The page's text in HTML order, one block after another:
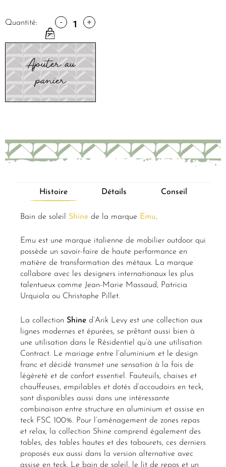
Quantité: - +
Ajouter au
panier
Histoire Détails Conseil
Bain de soleil Shine de la marque Emu.
Emu est une marque italienne de mobilier outdoor qui
possède un savoir-faire de haute performance en
matière de transformation des métaux. La marque
collabore avec les designers internationaux les plus
talentueux comme Jean-Marie Massaud, Patricia
Urquiola ou Christophe Pillet.
La collection Shine d’Arik Levy est une collection aux
lignes modernes et épurées, se prêtant aussi bien à
une utilisation dans le Résidentiel qu’à une utilisation
Contract. Le mariage entre l’aluminium et le design
franc et décidé transmet une sensation à la fois de
légèreté et de confort essentiel. Fauteuils, chaises et
chauffeuses, empilables et dotés d’accoudoirs en teck,
sont disponibles aussi dans une intéressante
combinaison entre structure en aluminium et assise en
teck FSC 100%. Pour l’aménagement de zones repas
et relax, la collection Shine comprend également des
tables, des tables hautes et des tabourets, ces derniers
proposés eux aussi dans la version alternative avec
assise en teck. Le bain de soleil, le lit de repos et un